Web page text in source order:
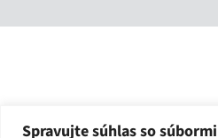
Spravujte súhlas so